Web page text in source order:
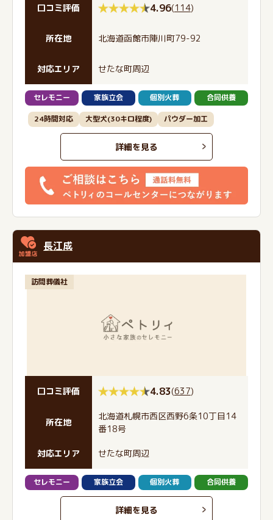
口コミ評価 4.96(114)
所在地 北海道函館市陣川町79-92
対応エリア せたな町周辺
セレモニー 家族立会 個別火葬 合同供養
24時間対応 大型犬(30キロ程度) パウダー加工
詳細を見る
長江成
訪問葬儀社
口コミ評価 4.83(637)
所在地
北海道札幌市西区西野6条10丁目14
番18号
対応エリア せたな町周辺
セレモニー 家族立会 個別火葬 合同供養
詳細を見る